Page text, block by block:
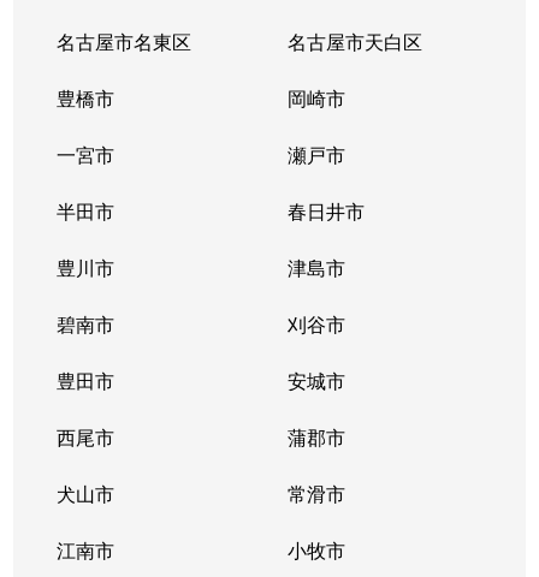
名古屋市名東区 名古屋市天白区
豊橋市 岡崎市
一宮市 瀬戸市
半田市 春日井市
豊川市 津島市
碧南市 刈谷市
豊田市 安城市
西尾市 蒲郡市
犬山市 常滑市
江南市 小牧市